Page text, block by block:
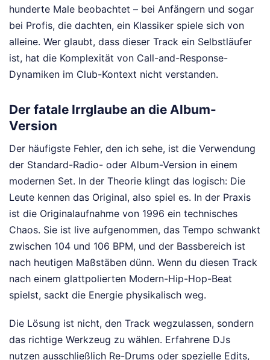
hunderte Male beobachtet – bei Anfängern und sogar
bei Profis, die dachten, ein Klassiker spiele sich von
alleine. Wer glaubt, dass dieser Track ein Selbstläufer
ist, hat die Komplexität von Call-and-Response-
Dynamiken im Club-Kontext nicht verstanden.
Der fatale Irrglaube an die Album-
Version
Der häufigste Fehler, den ich sehe, ist die Verwendung
der Standard-Radio- oder Album-Version in einem
modernen Set. In der Theorie klingt das logisch: Die
Leute kennen das Original, also spiel es. In der Praxis
ist die Originalaufnahme von 1996 ein technisches
Chaos. Sie ist live aufgenommen, das Tempo schwankt
zwischen 104 und 106 BPM, und der Bassbereich ist
nach heutigen Maßstäben dünn. Wenn du diesen Track
nach einem glattpolierten Modern-Hip-Hop-Beat
spielst, sackt die Energie physikalisch weg.
Die Lösung ist nicht, den Track wegzulassen, sondern
das richtige Werkzeug zu wählen. Erfahrene DJs
nutzen ausschließlich Re-Drums oder spezielle Edits,